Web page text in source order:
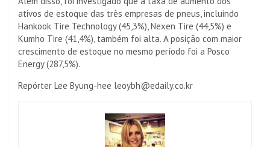
ativos de estoque das três empresas de pneus, incluindo
Hankook Tire Technology (45,3%), Nexen Tire (44,5%) e
Kumho Tire (41,4%), também foi alta. A posição com maior
crescimento de estoque no mesmo período foi a Posco
Energy (287,5%).
Repórter Lee Byung-hee leoybh@edaily.co.kr